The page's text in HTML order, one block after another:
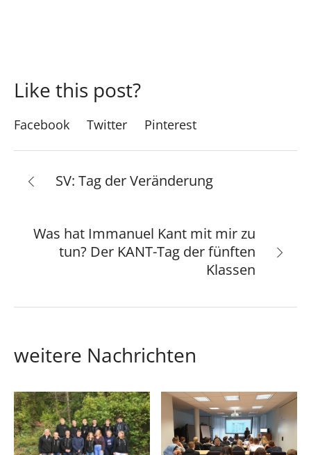
Like this post?
Facebook Twitter Pinterest
SV: Tag der Veränderung
Was hat Immanuel Kant mit mir zu
tun? Der KANT-Tag der fünften
Klassen
weitere Nachrichten